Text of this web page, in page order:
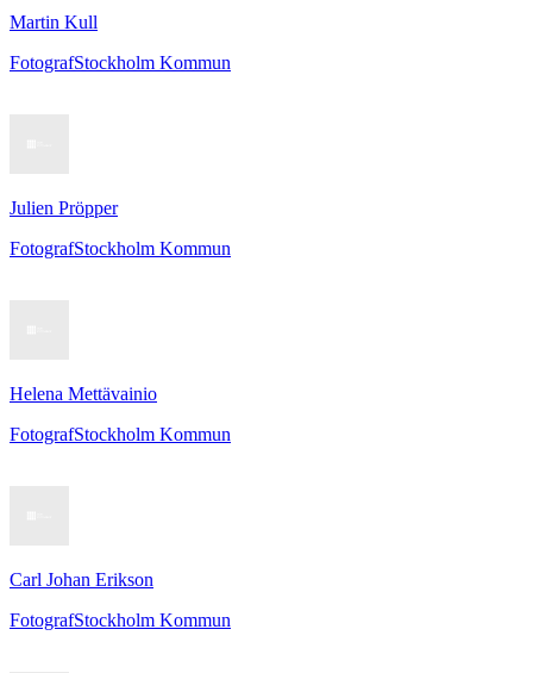
Martin Kull
FotografStockholm Kommun
Julien Pröpper
FotografStockholm Kommun
Helena Mettävainio
FotografStockholm Kommun
Carl Johan Erikson
FotografStockholm Kommun